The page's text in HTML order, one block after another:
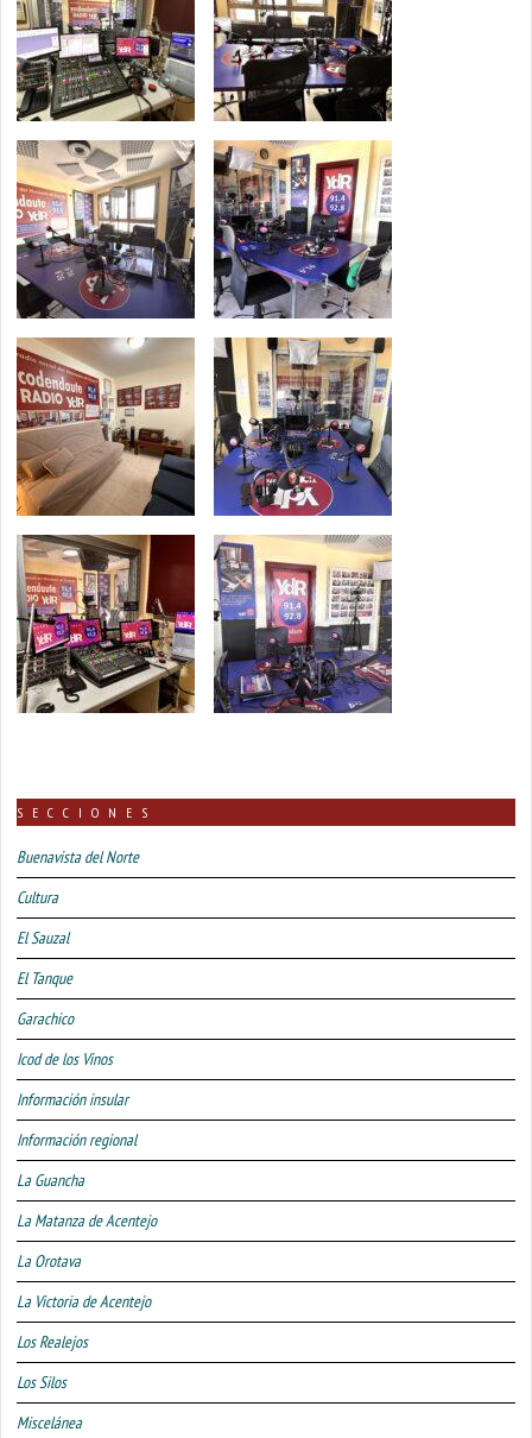
SECCIONES
Buenavista del Norte
Cultura
El Sauzal
El Tanque
Garachico
Icod de los Vinos
Información insular
Información regional
La Guancha
La Matanza de Acentejo
La Orotava
La Victoria de Acentejo
Los Realejos
Los Silos
Miscelánea